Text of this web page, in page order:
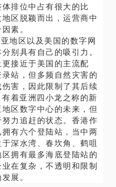
排位中占有很大的比
区脱颖而出，运营商中
素。
地区以及美国的数字网
别具有自己的吸引力。
接近于美国的主流配
站，但多频自然灾害的
害，因此限制了其后续
着亚洲四小龙之称的新
区数字中心的未来，但
力追赶的状态。香港作
有六个登陆站，当中两
深水湾、春坎角、鹤咀
拥有最多海底登陆站的
在复杂，不透明和限制
展。